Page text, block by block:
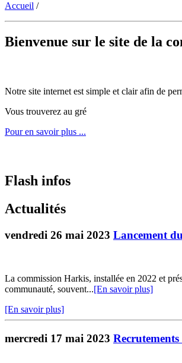
Accueil /
Bienvenue sur le site de la
Notre site internet est simple et clair afin de
Vous trouverez au gré
Pour en savoir plus ...
Flash infos
Actualités
vendredi 26 mai 2023 Lancement
La commission Harkis, installée en 2022 et
communauté, souvent...[En savoir plus]
[En savoir plus]
mercredi 17 mai 2023